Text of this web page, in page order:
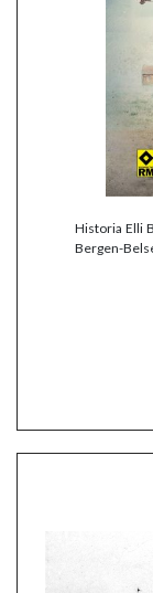
Historia Elli
Bergen-